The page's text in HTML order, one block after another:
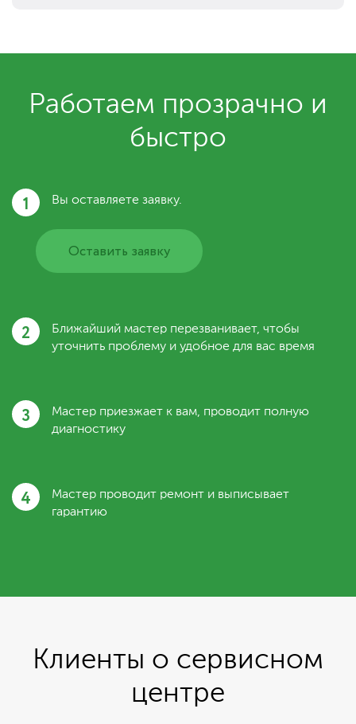
Работаем прозрачно и
быстро
1 Вы оставляете заявку.
Оставить заявку
2
Ближайший мастер перезванивает, чтобы
уточнить проблему и удобное для вас время
3
Мастер приезжает к вам, проводит полную
диагностику
4
Мастер проводит ремонт и выписывает
гарантию
Клиенты о сервисном
центре